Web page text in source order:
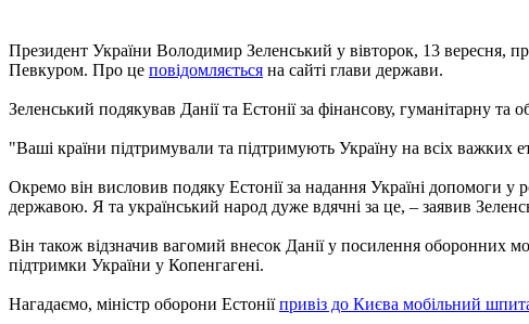
Президент України Володимир Зеленський у вівторок, 13 вересня,
Певкуром. Про це повідомляється на сайті глави держави.
Зеленський подякував Данії та Естонії за фінансову, гуманітарну
"Ваші країни підтримували та підтримують Україну на всіх важких
Окремо він висловив подяку Естонії за надання Україні допомоги
державою. Я та український народ дуже вдячні за це, – заявив
Він також відзначив вагомий внесок Данії у посилення оборонних
підтримки України у Копенгагені.
Нагадаємо, міністр оборони Естоніїпривіз до Києва мобільний